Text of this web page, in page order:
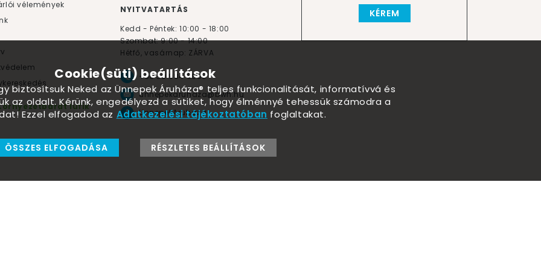
KÉREM
vélemények
lufik
NYITVATARTÁS
Kedd - Péntek: 10:00 - 18:00
Szombat: 9:00 - 14:00
Hétfő, vasárnap: ZÁRVA
+36 30 984 6955
unnepekaruhaza@bwh.hu
UnnepekAruhaza
Cookie(süti) beállítások
biztosítsuk Neked az Ünnepek Áruháza® teljes funkcionalitását, informatívvá és
az oldalt. Kérünk, engedélyezd a sütiket, hogy élménnyé tehessük számodra a
Ezzel elfogadod az Adatkezelési tájékoztatóban foglaltakat.
ÖSSZES ELFOGADÁSA RÉSZLETES BEÁLLÍTÁSOK